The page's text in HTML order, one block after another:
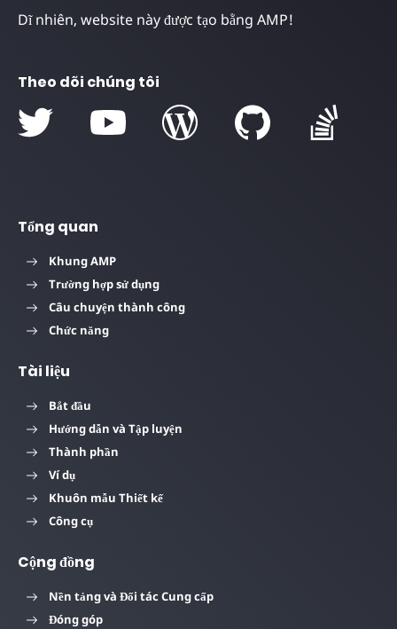
Dĩ nhiên, website này được tạo bằng AMP!
Theo dõi chúng tôi
Tổng quan
Khung AMP
Trường hợp sử dụng
Câu chuyện thành công
Chức năng
Tài liệu
Bắt đầu
Hướng dẫn và Tập luyện
Thành phần
Ví dụ
Khuôn mẫu Thiết kế
Công cụ
Cộng đồng
Nền tảng và Đối tác Cung cấp
Đóng góp